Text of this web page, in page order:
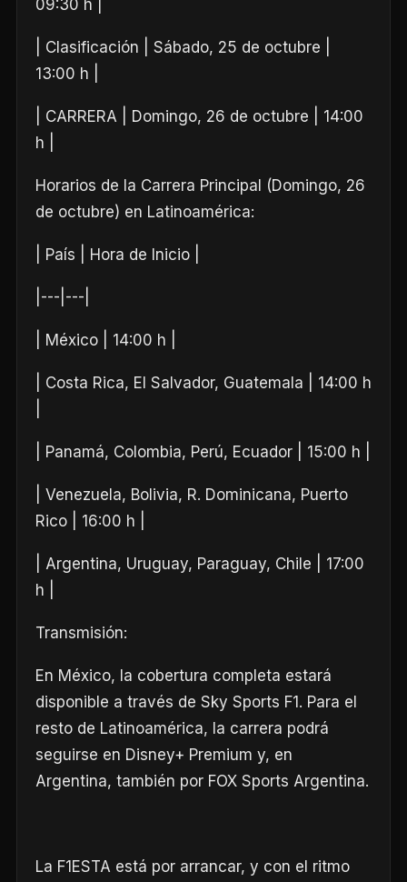
09:30 h |
| Clasificación | Sábado, 25 de octubre |
13:00 h |
| CARRERA | Domingo, 26 de octubre | 14:00
h |
Horarios de la Carrera Principal (Domingo, 26
de octubre) en Latinoamérica:
| País | Hora de Inicio |
|---|---|
| México | 14:00 h |
| Costa Rica, El Salvador, Guatemala | 14:00 h
| Panamá, Colombia, Perú, Ecuador | 15:00 h |
| Venezuela, Bolivia, R. Dominicana, Puerto
Rico | 16:00 h |
| Argentina, Uruguay, Paraguay, Chile | 17:00
h |
Transmisión:
En México, la cobertura completa estará
disponible a través de Sky Sports F1. Para el
resto de Latinoamérica, la carrera podrá
seguirse en Disney+ Premium y, en
Argentina, también por FOX Sports Argentina.
La F1ESTA está por arrancar, y con el ritmo